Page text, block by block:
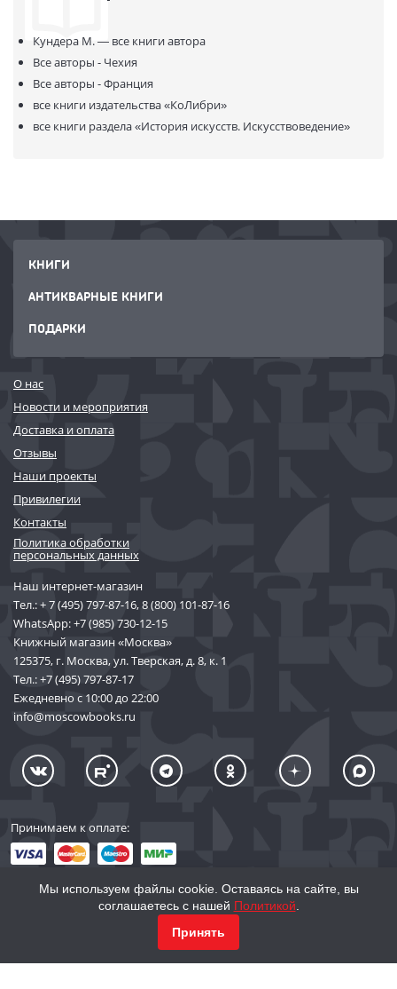
Кундера М. — все книги автора
Все авторы - Чехия
Все авторы - Франция
все книги издательства«КоЛибри»
все книги раздела«История искусств. Искусствоведение»
КНИГИ
АНТИКВАРНЫЕ КНИГИ
ПОДАРКИ
О нас
Новости и мероприятия
Доставка и оплата
Отзывы
Наши проекты
Привилегии
Контакты
Политика обработки
персональных данных
Наш интернет-магазин
Тел.:+ 7 (495) 797-87-16,8 (800) 101-87-16
WhatsApp:+7 (985) 730-12-15
Книжный магазин «Москва»
125375, г. Москва, ул. Тверская, д. 8, к. 1
Тел.:+7 (495) 797-87-17
Ежедневно с 10:00 до 22:00
info@moscowbooks.ru
Принимаем к оплате:
© 2002–2026 «Торговый Дом Книги «МОСКВА»
Мы используем файлы cookie. Оставаясь на сайте, вы
соглашаетесь с нашей Политикой
Принять